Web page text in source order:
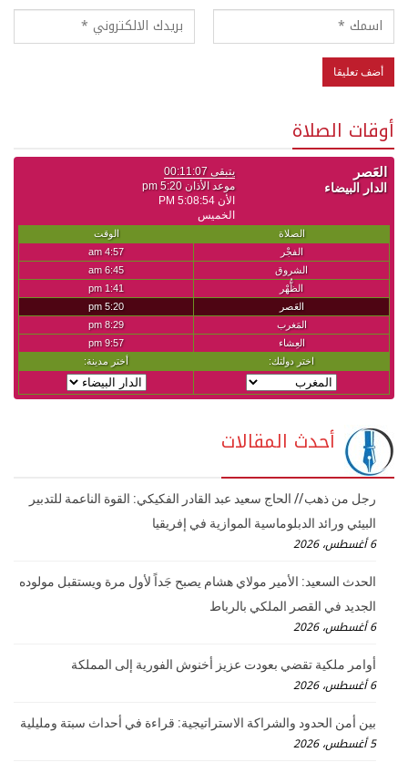
أوقات الصلاة
أحدث المقالات
رجل من ذهب // الحاج سعيد عبد القادر الفكيكي: القوة الناعمة للتدبير
البيئي ورائد الدبلوماسية الموازية في إفريقيا
6 أغسطس، 2026
الحدث السعيد: الأمير مولاي هشام يصبح جَداً لأول مرة ويستقبل مولوده
الجديد في القصر الملكي بالرباط
6 أغسطس، 2026
أوامر ملكية تقضي بعودت عزيز أخنوش الفورية إلى المملكة
6 أغسطس، 2026
بين أمن الحدود والشراكة الاستراتيجية: قراءة في أحداث سبتة ومليلية
5 أغسطس، 2026